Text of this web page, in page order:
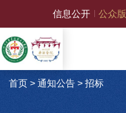
信息公开 公众版
首页 > 通知公告> 招标